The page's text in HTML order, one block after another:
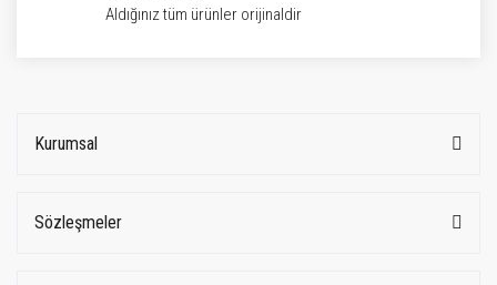
Aldığınız tüm ürünler orijinaldir
Kurumsal
Sözleşmeler